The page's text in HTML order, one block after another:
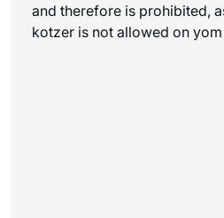
and therefore is prohibited,
kotzer is not allowed on